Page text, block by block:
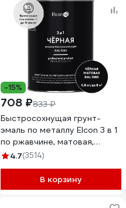
-15%
708 ₽833 ₽
Быстросохнущая грунт-
эмаль по металлу Elcon 3 в 1
по ржавчине, матовая,
черная, 0.8 кг 00-00462298
4.7(3514)
В корзину